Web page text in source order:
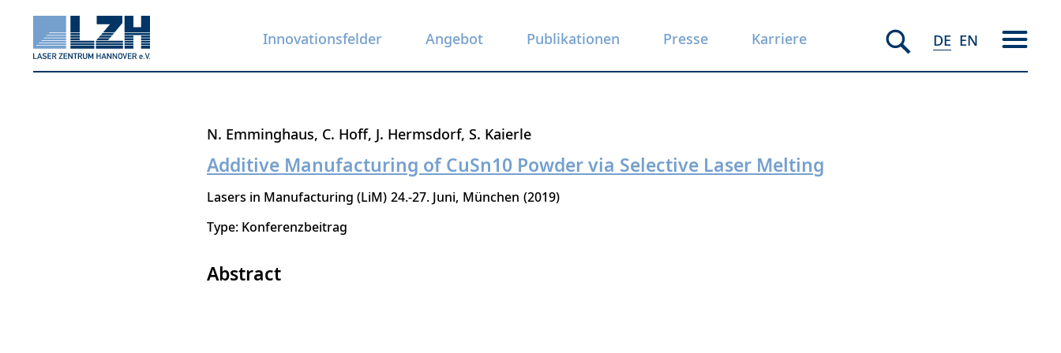
Innovationsfelder Angebot Publikationen Presse Karriere DE EN
N. Emminghaus C. Hoff J. Hermsdorf S. Kaierle
Additive Manufacturing of CuSn10 Powder via Selective Laser Melting
Lasers in Manufacturing (LiM) 24.-27. Juni München 2019
Type: Konferenzbeitrag
Abstract